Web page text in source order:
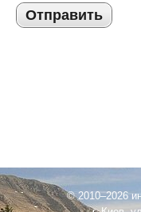
Отправить
© 2010–2026